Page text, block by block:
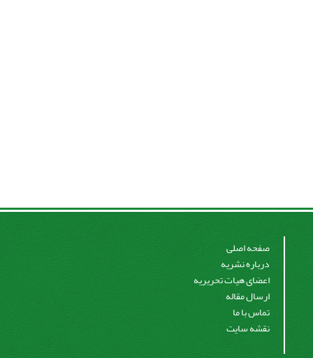
صفحه اصلی
درباره نشریه
اعضای هیات تحریریه
ارسال مقاله
تماس با ما
نقشه سایت